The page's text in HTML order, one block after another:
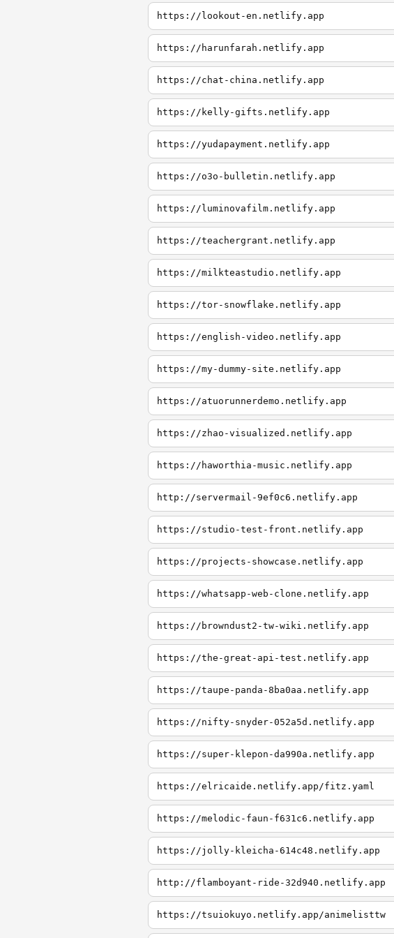
https://lookout-en.netlify.app
https://harunfarah.netlify.app
https://chat-china.netlify.app
https://kelly-gifts.netlify.app
https://yudapayment.netlify.app
https://o3o-bulletin.netlify.app
https://luminovafilm.netlify.app
https://teachergrant.netlify.app
https://milkteastudio.netlify.app
https://tor-snowflake.netlify.app
https://english-video.netlify.app
https://my-dummy-site.netlify.app
https://atuorunnerdemo.netlify.app
https://zhao-visualized.netlify.app
https://haworthia-music.netlify.app
http://servermail-9ef0c6.netlify.app
https://studio-test-front.netlify.app
https://projects-showcase.netlify.app
https://whatsapp-web-clone.netlify.app
https://browndust2-tw-wiki.netlify.app
https://the-great-api-test.netlify.app
https://taupe-panda-8ba0aa.netlify.app
https://nifty-snyder-052a5d.netlify.app
https://super-klepon-da990a.netlify.app
https://elricaide.netlify.app/fitz.yaml
https://melodic-faun-f631c6.netlify.app
https://jolly-kleicha-614c48.netlify.app
http://flamboyant-ride-32d940.netlify.app
https://tsuiokuyo.netlify.app/animelisttw